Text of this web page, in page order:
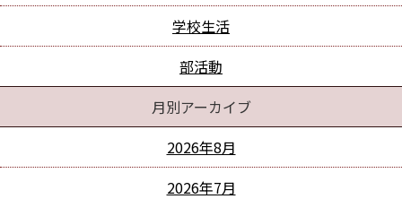
学校生活
部活動
月別アーカイブ
2026年8月
2026年7月